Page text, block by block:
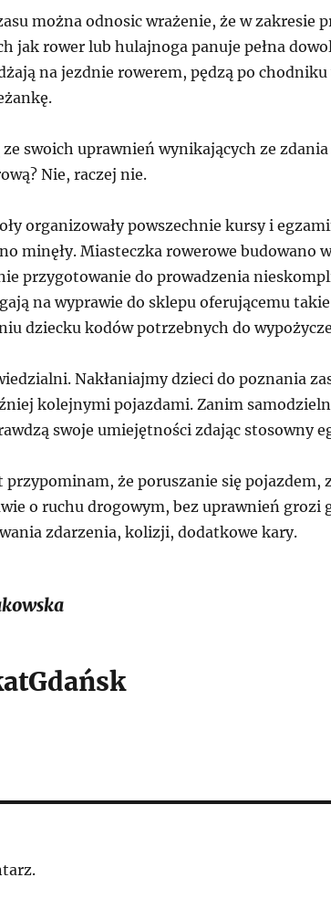
można odnosic wrażenie, że w zakresie
jak rower lub hulajnoga panuje pełna
na jezdnie rowerem, pędzą po chodniku
swoich uprawnień wynikających ze
Nie, raczej nie.
organizowały powszechnie kursy i
minęły. Miasteczka rowerowe budowano
przygotowanie do prowadzenia
na wyprawie do sklepu oferującemu
dziecku kodów potrzebnych do
Nakłaniajmy dzieci do poznania
kolejnymi pojazdami. Zanim
swoje umiejętności zdając stosowny
przypominam, że poruszanie się pojazdem,
o ruchu drogowym, bez uprawnień grozi
zdarzenia, kolizji, dodatkowe kary.